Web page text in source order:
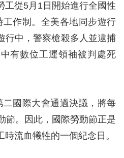
工從5月1日開始進行全國性
作制。全美各地同步遊行
行中，警察槍殺多人並逮捕
有數位工運領袖被判處死
國際大會通過決議，將每
節。因此，國際勞動節正是
流血犧牲的一個紀念日。